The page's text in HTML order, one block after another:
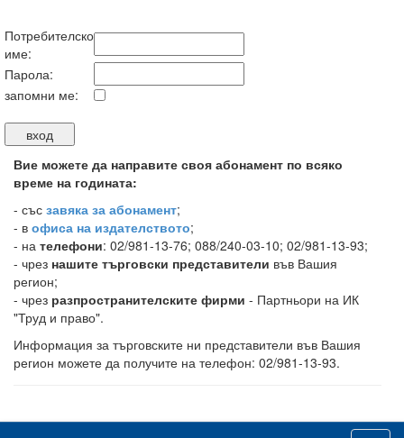
Потребителско
име:
Парола:
запомни ме:
Вие можете да направите своя абонамент по всяко
време на годината:
- със завяка за абонамент;
- в офиса на издателството;
- на телефони: 02/981-13-76; 088/240-03-10; 02/981-13-93;
- чрез нашите търговски представители във Вашия
регион;
- чрез разпространителските фирми - Партньори на ИК
"Труд и право".
Информация за търговските ни представители във Вашия
регион можете да получите на телефон: 02/981-13-93.